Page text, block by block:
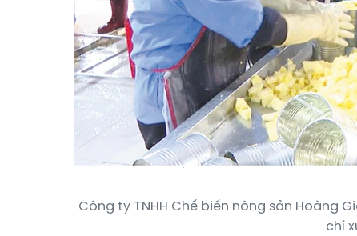
Công ty TNHH Chế biến nông sản Hoàng
chí